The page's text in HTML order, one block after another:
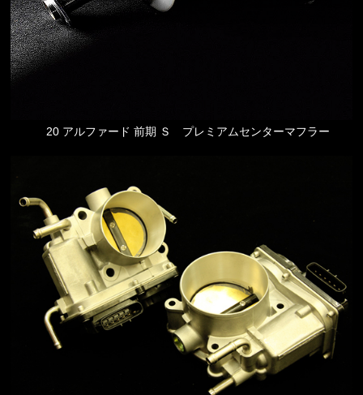
20 アルファード 前期 Ｓ プレミアムセンターマフラー